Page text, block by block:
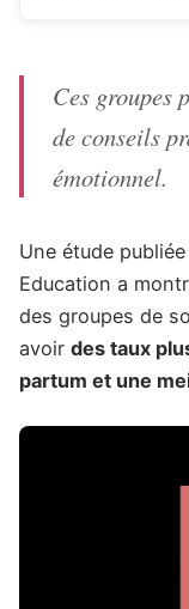
Ces groupes
de conseils
émotionnel.
Une étude
Education a
des groupes de
avoir des taux
partum et une